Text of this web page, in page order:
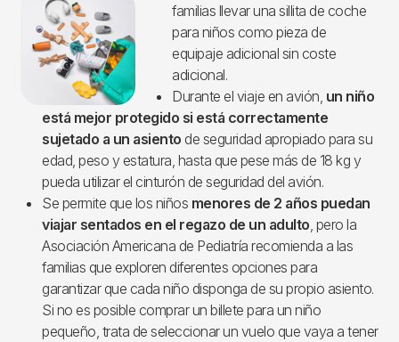
familias llevar una sillita de coche
para niños como pieza de
equipaje adicional sin coste
adicional.
Durante el viaje en avión, un niño
está mejor protegido si está correctamente
sujetado a un asiento de seguridad apropiado para su
edad, peso y estatura, hasta que pese más de 18 kg y
pueda utilizar el cinturón de seguridad del avión.
Se permite que los niños menores de 2 años puedan
viajar sentados en el regazo de un adulto , pero la
Asociación Americana de Pediatría recomienda a las
familias que exploren diferentes opciones para
garantizar que cada niño disponga de su propio asiento.
Si no es posible comprar un billete para un niño
pequeño, trata de seleccionar un vuelo que vaya a tener